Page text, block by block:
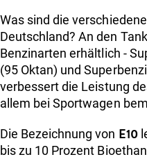
Was sind die
Deutschland? An den
Benzinarten erhältlich -
(95 Oktan) und
verbessert die Leistung
allem bei Sportwagen
Die Bezeichnung von E10
bis zu 10 Prozent